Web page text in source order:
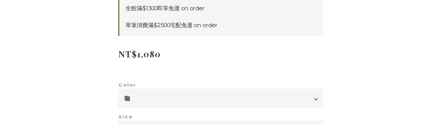
全館滿$1300即享免運 on order
單筆消費滿$2500宅配免運 on order
NT$1,080
Color
Size